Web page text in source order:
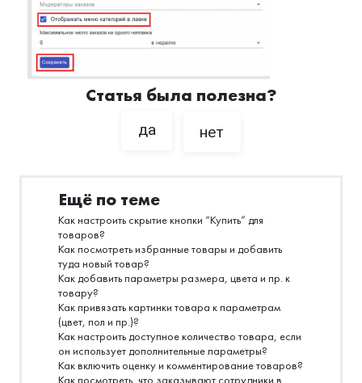
Статья была полезна?
да нет
Ещё по теме
Как настроить скрытие кнопки “Купить” для
товаров?
Как посмотреть избранные товары и добавить
туда новый товар?
Как добавить параметры размера, цвета и пр. к
товару?
Как привязать картинки товара к параметрам
(цвет, пол и пр.)?
Как настроить доступное количество товара, если
он использует дополнительные параметры?
Как включить оценку и комментирование товаров?